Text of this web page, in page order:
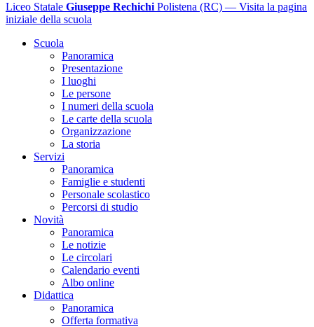
Liceo Statale Giuseppe Rechichi Polistena (RC) — Visita la pagina
iniziale della scuola
Scuola
Panoramica
Presentazione
I luoghi
Le persone
I numeri della scuola
Le carte della scuola
Organizzazione
La storia
Servizi
Panoramica
Famiglie e studenti
Personale scolastico
Percorsi di studio
Novità
Panoramica
Le notizie
Le circolari
Calendario eventi
Albo online
Didattica
Panoramica
Offerta formativa